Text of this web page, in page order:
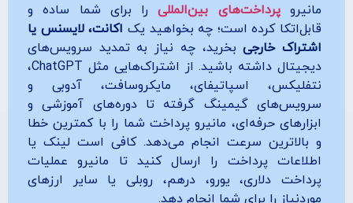
مانیروپرداخت‌های بین‌المللیرا برای شما ساده و
قابل‌اتکا کرده است؛ چه بخواهید یک اکانت، لایسنس یا
اشتراک خارجیبخرید، چه نیاز به تمدید سرویس‌های
دیجیتال داشته باشید. از اشتراک‌هایی مثل ChatGPT،
نتفلیکس، اسپاتیفای، مایکروسافت، آدوبی و
سرویس‌های گیمینگ گرفته تا دوره‌های آموزشی و
ابزارهای حرفه‌ای، مانیرو پرداخت شما را با کمترین خطا
و بالاترین سرعت انجام می‌دهد. کافی است لینک یا
اطلاعات پرداخت را ارسال کنید تا مانیرو عملیات
پرداخت دلاری، یورو، درهم، روبلی یا سایر ارزهای
موردنیاز را برای شما انجام دهد.